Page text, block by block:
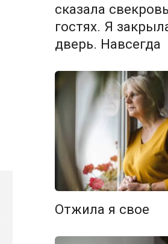
сказала
гостях. Я
дверь. Навсегда
Отжила я свое